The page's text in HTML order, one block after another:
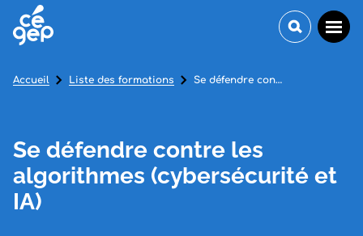
Se défendre contre les
algorithmes (cybersécurité et
IA)
Accueil Liste des formations Se défendre contre les algorithmes (cybersécurité et IA)